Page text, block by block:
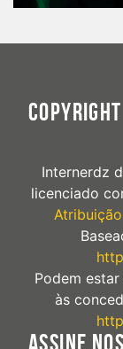
COPYRIGHT
Internerdz
licenciado
Podem
às